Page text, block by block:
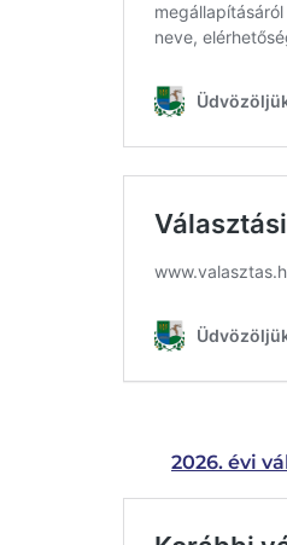
2026. évi